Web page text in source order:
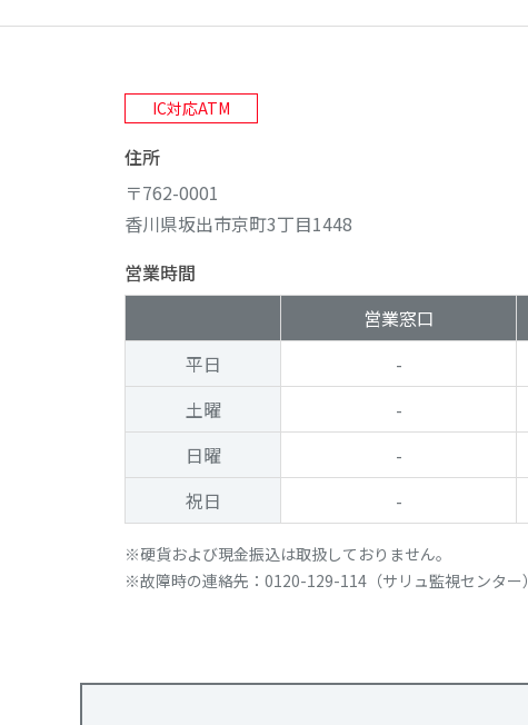
IC対応ATM
住所
〒762-0001
香川県坂出市京町3丁目1448
営業時間
営業窓口
平日
-
土曜
-
日曜
-
祝日
-
硬貨および現金振込は取扱しておりません。
故障時の連絡先：0120-129-114（サリュ監視センター）